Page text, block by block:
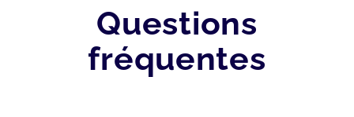
Questions
fréquentes